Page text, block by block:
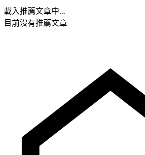
載入推薦文章中...
目前沒有推薦文章